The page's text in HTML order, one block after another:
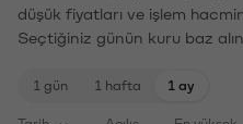
düşük fiyatları ve işlem
Seçtiğiniz günün kuru baz
1 gün 1 hafta 1 ay